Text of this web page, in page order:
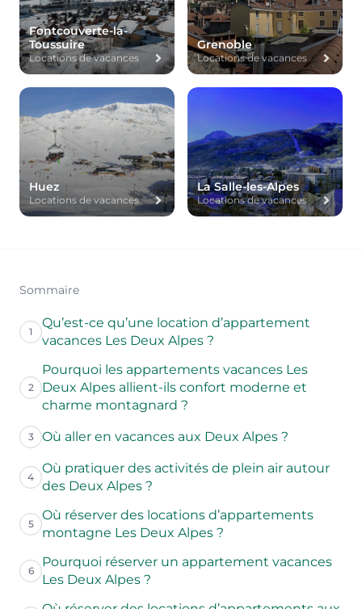
Fontcouverte-la-
Toussuire
Locations de vacances
Grenoble
Locations de vacances
Huez
Locations de vacances
La Salle-les-Alpes
Locations de vacances
Sommaire
1
Qu’est-ce qu’une location d’appartement
vacances Les Deux Alpes ?
2
Pourquoi les appartements vacances Les
Deux Alpes allient-ils confort moderne et
charme montagnard ?
3 Où aller en vacances aux Deux Alpes ?
4
Où pratiquer des activités de plein air autour
des Deux Alpes ?
5
Où réserver des locations d’appartements
montagne Les Deux Alpes ?
6
Pourquoi réserver un appartement vacances
Les Deux Alpes ?